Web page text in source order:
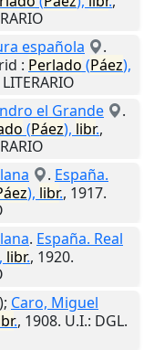
española
.
: Perlado (Páez),
el Grande
.
(Páez), libr.,
. España.
), libr., 1917.
. España. Real
libr., 1920.
Caro, Miguel
., 1908. U.I.: DGL.